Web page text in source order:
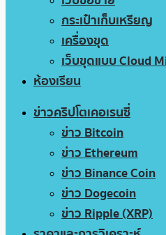
กระเป๋าเก็บเหรียญ
เครื่องขุด
เว็บขุดแบบ Cloud
ห้องเรียน
ข่าวคริปโตเคอเรนซี่
ข่าว Bitcoin
ข่าว Ethereum
ข่าว Binance Coin
ข่าว Dogecoin
ข่าว Ripple (XRP)